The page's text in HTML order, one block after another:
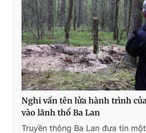
m
e
Nghi vấn tên lửa hành trình
vào lãnh thổ Ba Lan
Truyền thông Ba Lan đưa tin